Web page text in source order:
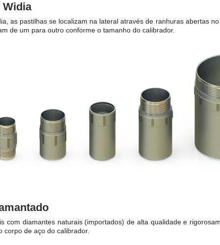
Widia
as pastilhas se localizam na lateral através de ranhuras abertas
de um para outro conforme o tamanho do calibrador.
com diamantes naturais (importados) de alta qualidade e
corpo de aço do calibrador.